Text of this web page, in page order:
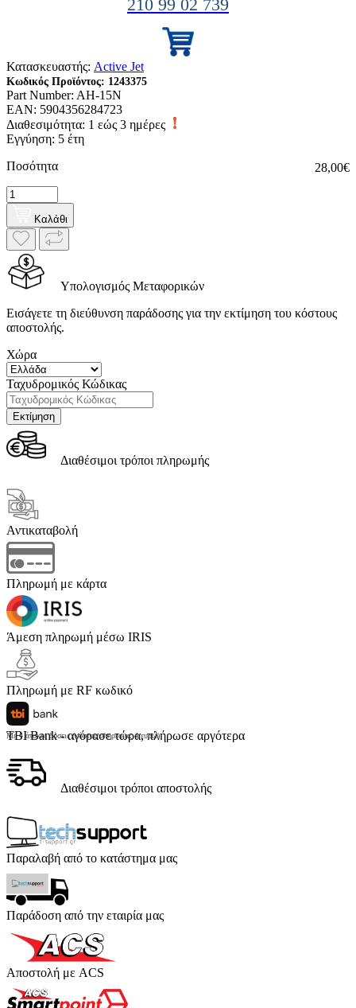
210 99 02 739
Κατασκευαστής: Active Jet
Κωδικός Προϊόντος: 1243375
Part Number: AH-15N
EAN: 5904356284723
Διαθεσιμότητα: 1 εώς 3 ημέρες
Εγγύηση: 5 έτη
28,00€
Ποσότητα
Καλάθι
Υπολογισμός Μεταφορικών
Εισάγετε τη διεύθυνση παράδοσης για την εκτίμηση του κόστους
αποστολής.
Χώρα
Ταχυδρομικός Κώδικας
Διαθέσιμοι τρόποι πληρωμής
Αντικαταβολή
Πληρωμή με κάρτα
Άμεση πληρωμή μέσω IRIS
Πληρωμή με RF κωδικό
TBI Bank - αγόρασε τώρα, πλήρωσε αργότερα
Με 4 άτοκες δόσεις (κόστος υπηρεσίας 4 ευρώ)
Διαθέσιμοι τρόποι αποστολής
Παραλαβή από το κατάστημα μας
Παράδοση από την εταιρία μας
Αποστολή με ACS